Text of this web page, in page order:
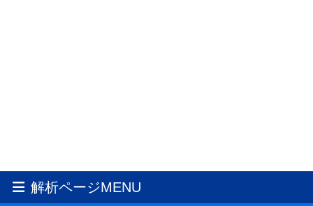
解析ページMENU